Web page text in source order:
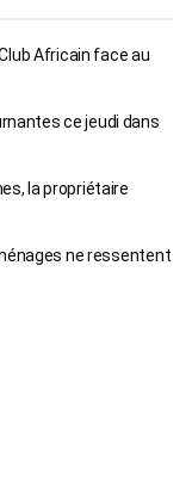
Africain face au
ce jeudi dans
la propriétaire
ne ressentent